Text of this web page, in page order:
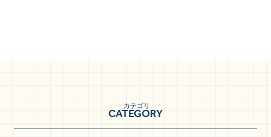
CATEGORY
カテゴリ